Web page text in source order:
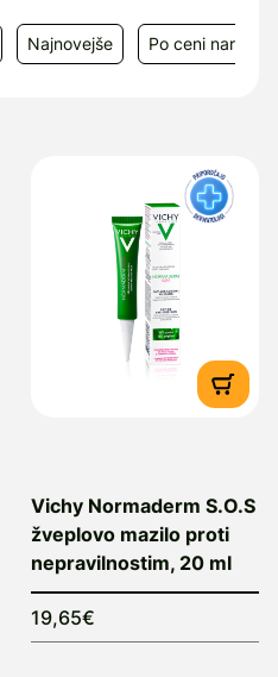
Najnovejše Po ceni
Vichy Normaderm S.O.S
žveplovo mazilo proti
nepravilnostim, 20 ml
19,65€